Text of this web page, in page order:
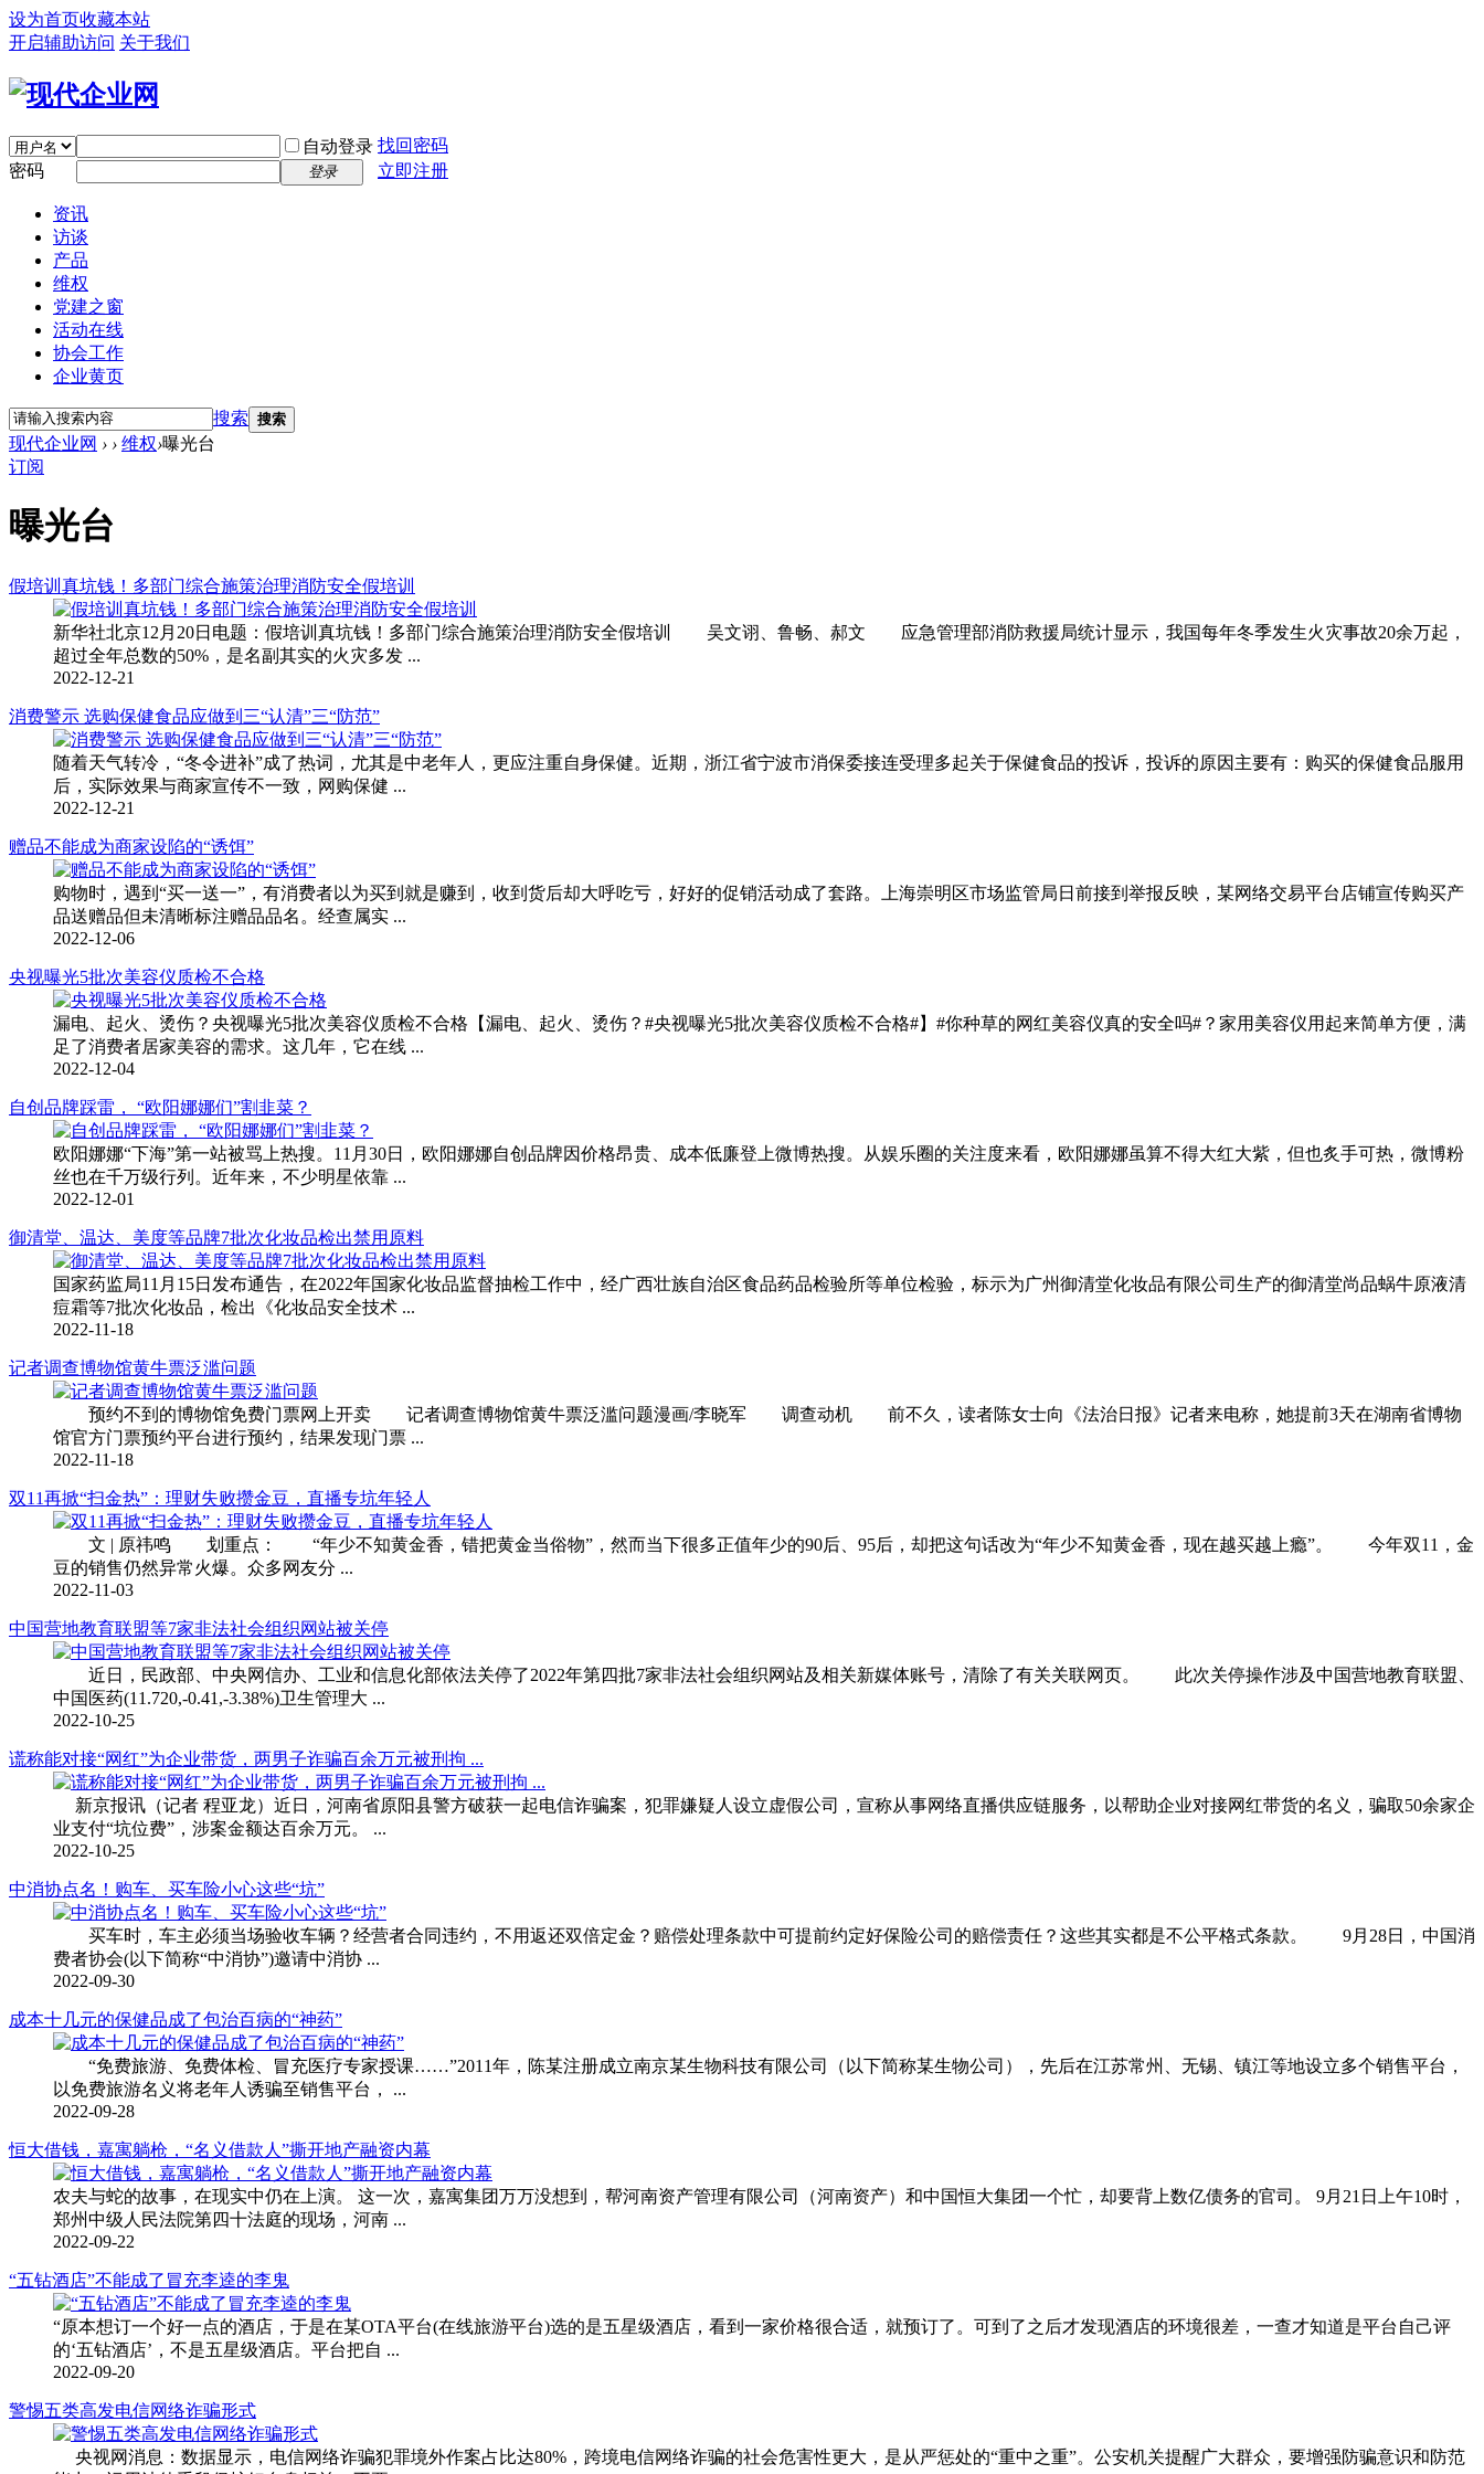
设为首页收藏本站
开启辅助访问 关于我们
自动登录 找回密码
密码
登录 立即注册
资讯
访谈
产品
维权
党建之窗
活动在线
协会工作
企业黄页
搜索 搜索
现代企业网 › › 维权›曝光台
订阅
曝光台
假培训真坑钱！多部门综合施策治理消防安全假培训
新华社北京12月20日电题：假培训真坑钱！多部门综合施策治理消防安全假培训 吴文诩、鲁畅、郝文 应急管理部消防救援局统计显示，我国每年冬季发生火灾事故20余万起，
超过全年总数的50%，是名副其实的火灾多发 ...
2022-12-21
消费警示 选购保健食品应做到三“认清”三“防范”
随着天气转冷，“冬令进补”成了热词，尤其是中老年人，更应注重自身保健。近期，浙江省宁波市消保委接连受理多起关于保健食品的投诉，投诉的原因主要有：购买的保健食品服用
后，实际效果与商家宣传不一致，网购保健 ...
2022-12-21
赠品不能成为商家设陷的“诱饵”
购物时，遇到“买一送一”，有消费者以为买到就是赚到，收到货后却大呼吃亏，好好的促销活动成了套路。上海崇明区市场监管局日前接到举报反映，某网络交易平台店铺宣传购买产
品送赠品但未清晰标注赠品品名。经查属实 ...
2022-12-06
央视曝光5批次美容仪质检不合格
漏电、起火、烫伤？央视曝光5批次美容仪质检不合格【漏电、起火、烫伤？#央视曝光5批次美容仪质检不合格#】#你种草的网红美容仪真的安全吗#？家用美容仪用起来简单方便，满
足了消费者居家美容的需求。这几年，它在线 ...
2022-12-04
自创品牌踩雷， “欧阳娜娜们”割韭菜？
欧阳娜娜“下海”第一站被骂上热搜。11月30日，欧阳娜娜自创品牌因价格昂贵、成本低廉登上微博热搜。从娱乐圈的关注度来看，欧阳娜娜虽算不得大红大紫，但也炙手可热，微博粉
丝也在千万级行列。近年来，不少明星依靠 ...
2022-12-01
御清堂、温达、美度等品牌7批次化妆品检出禁用原料
国家药监局11月15日发布通告，在2022年国家化妆品监督抽检工作中，经广西壮族自治区食品药品检验所等单位检验，标示为广州御清堂化妆品有限公司生产的御清堂尚品蜗牛原液清
痘霜等7批次化妆品，检出《化妆品安全技术 ...
2022-11-18
记者调查博物馆黄牛票泛滥问题
预约不到的博物馆免费门票网上开卖 记者调查博物馆黄牛票泛滥问题漫画/李晓军 调查动机 前不久，读者陈女士向《法治日报》记者来电称，她提前3天在湖南省博物
馆官方门票预约平台进行预约，结果发现门票 ...
2022-11-18
双11再掀“扫金热”：理财失败攒金豆，直播专坑年轻人
文 | 原祎鸣 划重点： “年少不知黄金香，错把黄金当俗物”，然而当下很多正值年少的90后、95后，却把这句话改为“年少不知黄金香，现在越买越上瘾”。 今年双11，金
豆的销售仍然异常火爆。众多网友分 ...
2022-11-03
中国营地教育联盟等7家非法社会组织网站被关停
近日，民政部、中央网信办、工业和信息化部依法关停了2022年第四批7家非法社会组织网站及相关新媒体账号，清除了有关关联网页。 此次关停操作涉及中国营地教育联盟、
中国医药(11.720,-0.41,-3.38%)卫生管理大 ...
2022-10-25
谎称能对接“网红”为企业带货，两男子诈骗百余万元被刑拘 ...
新京报讯（记者 程亚龙）近日，河南省原阳县警方破获一起电信诈骗案，犯罪嫌疑人设立虚假公司，宣称从事网络直播供应链服务，以帮助企业对接网红带货的名义，骗取50余家企
业支付“坑位费”，涉案金额达百余万元。 ...
2022-10-25
中消协点名！购车、买车险小心这些“坑”
买车时，车主必须当场验收车辆？经营者合同违约，不用返还双倍定金？赔偿处理条款中可提前约定好保险公司的赔偿责任？这些其实都是不公平格式条款。 9月28日，中国消
费者协会(以下简称“中消协”)邀请中消协 ...
2022-09-30
成本十几元的保健品成了包治百病的“神药”
“免费旅游、免费体检、冒充医疗专家授课……”2011年，陈某注册成立南京某生物科技有限公司（以下简称某生物公司），先后在江苏常州、无锡、镇江等地设立多个销售平台，
以免费旅游名义将老年人诱骗至销售平台， ...
2022-09-28
恒大借钱，嘉寓躺枪，“名义借款人”撕开地产融资内幕
农夫与蛇的故事，在现实中仍在上演。 这一次，嘉寓集团万万没想到，帮河南资产管理有限公司（河南资产）和中国恒大集团一个忙，却要背上数亿债务的官司。 9月21日上午10时，
郑州中级人民法院第四十法庭的现场，河南 ...
2022-09-22
“五钻酒店”不能成了冒充李逵的李鬼
“原本想订一个好一点的酒店，于是在某OTA平台(在线旅游平台)选的是五星级酒店，看到一家价格很合适，就预订了。可到了之后才发现酒店的环境很差，一查才知道是平台自己评
的‘五钻酒店’，不是五星级酒店。平台把自 ...
2022-09-20
警惕五类高发电信网络诈骗形式
央视网消息：数据显示，电信网络诈骗犯罪境外作案占比达80%，跨境电信网络诈骗的社会危害性更大，是从严惩处的“重中之重”。公安机关提醒广大群众，要增强防骗意识和防范